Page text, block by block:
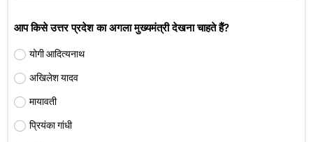
आप किसे उत्तर प्रदेश का अगला मुख्यमंत्री देखना चाहते हैं?
योगी आदित्यनाथ
अखिलेश यादव
मायावती
प्रियंका गांधी